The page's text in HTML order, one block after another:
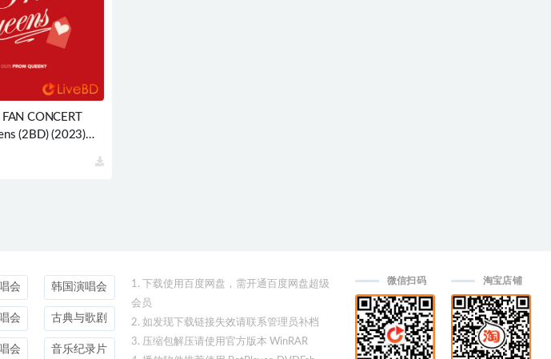
FAN CONCERT
(2BD) (2023)
会
会
会
韩国演唱会
古典与歌剧
音乐纪录片
1. 下载使用百度网盘，需开通百度网盘超级
会员
2. 如发现下载链接失效请联系管理员补档
3. 压缩包解压请使用官方版本 WinRAR
微信扫码 淘宝店铺